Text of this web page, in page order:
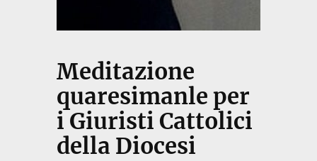
Meditazione
quaresimanle per
i Giuristi Cattolici
della Diocesi